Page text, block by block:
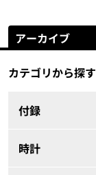
アーカイブ
カテゴリから探す
付録
時計